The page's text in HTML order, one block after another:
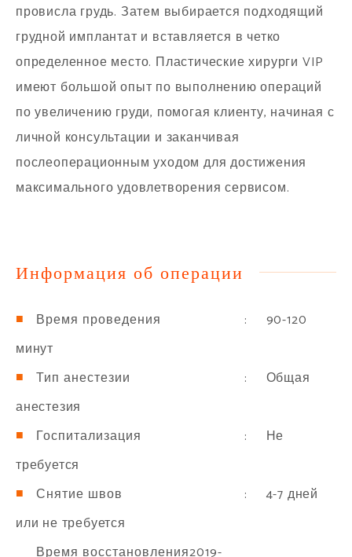
провисла грудь. Затем выбирается подходящий
грудной имплантат и вставляется в четко
определенное место. Пластические хирурги VIP
имеют большой опыт по выполнению операций
по увеличению груди, помогая клиенту, начиная с
личной консультации и заканчивая
послеоперационным уходом для достижения
максимального удовлетворения сервисом.
Информация об операции
Время проведения
: 90-120
минут
Тип анестезии
: Общая
анестезия
Госпитализация
: Не
требуется
Снятие швов
: 4-7 дней
или не требуется
Время восстановления2019-